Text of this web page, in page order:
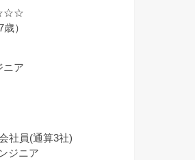
）
ニア
社員(通算3社)
ジニア